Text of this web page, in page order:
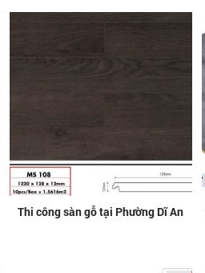
Thi công sàn gỗ tại Phường Dĩ An